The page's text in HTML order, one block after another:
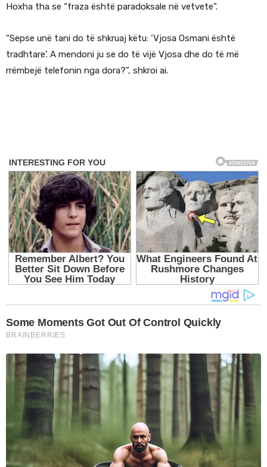
Hoxha tha se “fraza është paradoksale në vetvete”.
“Sepse unë tani do të shkruaj këtu: ‘Vjosa Osmani është
tradhtare’. A mendoni ju se do të vijë Vjosa dhe do të më
rrëmbejë telefonin nga dora?”, shkroi ai.